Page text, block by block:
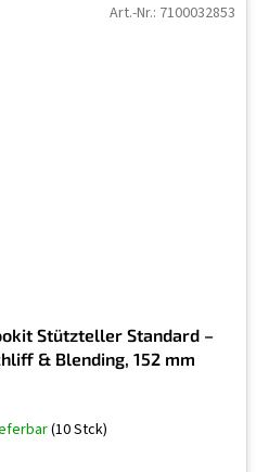
Stützteller Standard –
& Blending, 152 mm
(10 Stck)
Art.-Nr.: 7100032853